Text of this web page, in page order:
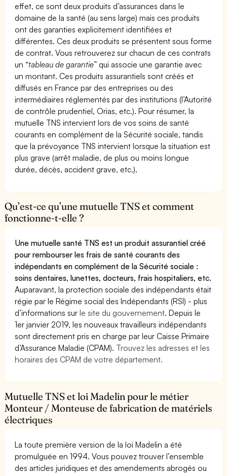
effet, ce sont deux produits d’assurances dans le
domaine de la santé (au sens large) mais ces produits
ont des garanties explicitement identifiées et
différentes. Ces deux produits se présentent sous forme
de contrat. Vous retrouverez sur chacun de ces contrats
un “tableau de garantie” qui associe une garantie avec
un montant. Ces produits assurantiels sont créés et
diffusés en France par des entreprises ou des
intermédiaires réglementés par des institutions (l’Autorité
de contrôle prudentiel, Orias, etc.). Pour résumer, la
mutuelle TNS intervient lors de vos soins de santé
courants en complément de la Sécurité sociale, tandis
que la prévoyance TNS intervient lorsque la situation est
plus grave (arrêt maladie, de plus ou moins longue
durée, décès, accident grave, etc.).
Qu’est-ce qu’une mutuelle TNS et comment
fonctionne-t-elle ?
Une mutuelle santé TNS est un produit assurantiel créé
pour rembourser les frais de santé courants des
indépendants en complément de la Sécurité sociale :
soins dentaires, lunettes, docteurs, frais hospitaliers, etc.
Auparavant, la protection sociale des indépendants était
régie par le Régime social des Indépendants (RSI) - plus
d’informations surle site du gouvernement. Depuis le
1er janvier 2019, les nouveaux travailleurs indépendants
sont directement pris en charge par leur Caisse Primaire
d’Assurance Maladie (CPAM). Trouvez les adresses et les
horaires des CPAM de votre département.
Mutuelle TNS et loi Madelin pour le métier
Monteur / Monteuse de fabrication de matériels
électriques
La toute première version de la loi Madelin a été
promulguée en 1994. Vous pouvez trouver l’ensemble
des articles juridiques et des amendements abrogés ou